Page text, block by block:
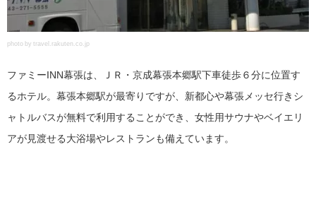
photo by travel.rakuten.co.jp
ファミーINN幕張は、ＪＲ・京成幕張本郷駅下車徒歩６分に位置す
るホテル。幕張本郷駅が最寄りですが、新都心や幕張メッセ行きシ
ャトルバスが無料で利用することができ、女性用サウナやベイエリ
アが見渡せる大浴場やレストランも備えています。